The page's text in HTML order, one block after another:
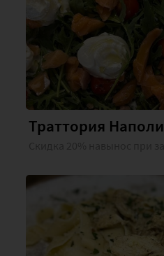
Траттория Наполи